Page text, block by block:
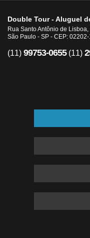
Double Tour - Aluguel
Rua Santo Antônio de
São Paulo - SP - CEP:
(11) 99753-0655 (11)